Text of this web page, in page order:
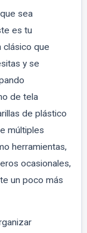
sea
es tu
clásico que
y se
de tela
de plástico
múltiples
herramientas,
ocasionales,
un poco más